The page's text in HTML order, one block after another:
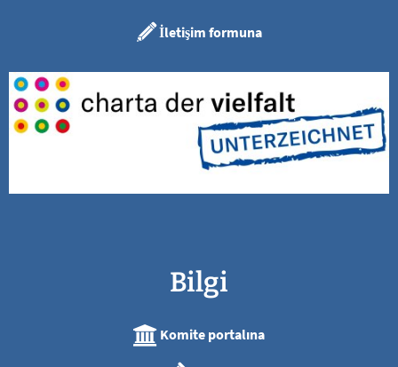
İletişim formuna
Bilgi
Komite portalına